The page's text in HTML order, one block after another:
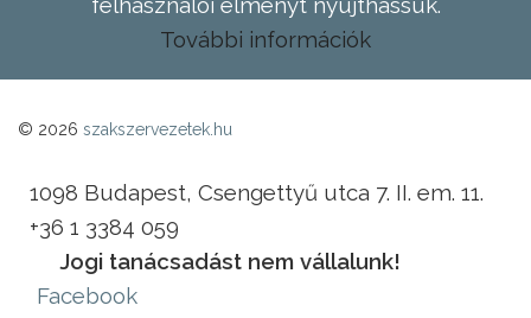
felhasználói élményt nyújthassuk.
További információk
© 2026 szakszervezetek.hu
1098 Budapest, Csengettyű utca 7. II. em. 11.
+36 1 3384 059
Jogi tanácsadást nem vállalunk!
Facebook